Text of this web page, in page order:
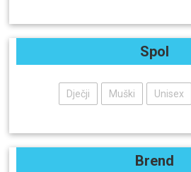
Spol
Dječji Muški Unisex
Brend